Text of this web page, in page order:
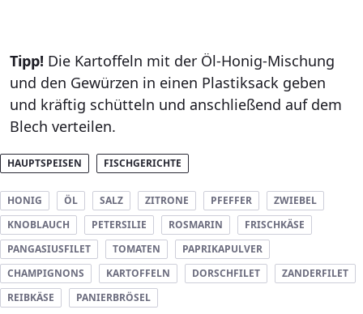
Tipp! Die Kartoffeln mit der Öl-Honig-Mischung
und den Gewürzen in einen Plastiksack geben
und kräftig schütteln und anschließend auf dem
Blech verteilen.
HAUPTSPEISEN FISCHGERICHTE
HONIG ÖL SALZ ZITRONE PFEFFER
ZWIEBEL
KNOBLAUCH
PETERSILIE ROSMARIN
FRISCHKÄSE
PANGASIUSFILET
TOMATEN
PAPRIKAPULVER
CHAMPIGNONS
KARTOFFELN DORSCHFILET
ZANDERFILET
REIBKÄSE
PANIERBRÖSEL